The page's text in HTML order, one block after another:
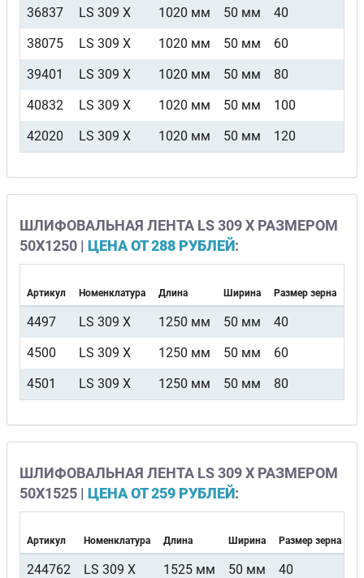
36837 LS 309 X 1020 мм 50 мм 40
38075
LS 309 X 1020 мм 50 мм 60
39401
LS 309 X 1020 мм 50 мм 80
40832
LS 309 X 1020 мм 50 мм 100
42020
LS 309 X 1020 мм 50 мм 120
ШЛИФОВАЛЬНАЯ ЛЕНТА LS 309 X РАЗМЕРОМ
50Х1250 | ЦЕНА ОТ 288 РУБЛЕЙ:
Артикул Номенклатура Длина Ширина Размер зерна
4497 LS 309 X 1250 мм 50 мм 40
4500
LS 309 X 1250 мм 50 мм 60
4501
LS 309 X 1250 мм 50 мм 80
ШЛИФОВАЛЬНАЯ ЛЕНТА LS 309 X РАЗМЕРОМ
50Х1525 | ЦЕНА ОТ 259 РУБЛЕЙ:
Артикул Номенклатура Длина Ширина Размер зерна
244762 LS 309 X 1525 мм 50 мм 40